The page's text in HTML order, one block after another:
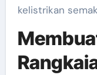
kelistrikan